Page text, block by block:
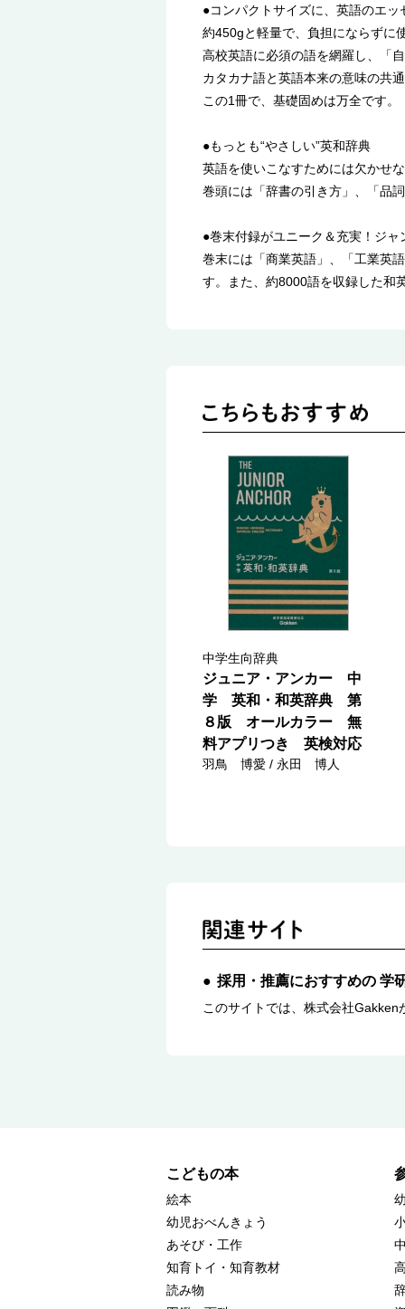
●コンパクトサイズに、英語のエ
約450gと軽量で、負担にならずに
高校英語に必須の語を網羅し、「
カタカナ語と英語本来の意味の共
この1冊で、基礎固めは万全です。
●もっとも“やさしい”英和辞典
英語を使いこなすためには欠かせ
巻頭には「辞書の引き方」、「品
●巻末付録がユニーク＆充実！ジ
巻末には「商業英語」、「工業英
す。また、約8000語を収録した和
中学生向辞典
ジュニア・アンカー 中
学 英和・和英辞典 第
８版 オールカラー 無
料アプリつき 英検対応
羽鳥 博愛 / 永田 博人
採用・推薦におすすめの 学
このサイトでは、株式会社
こどもの本
絵本
幼児おべんきょう
あそび・工作
知育トイ・知育教材
読み物